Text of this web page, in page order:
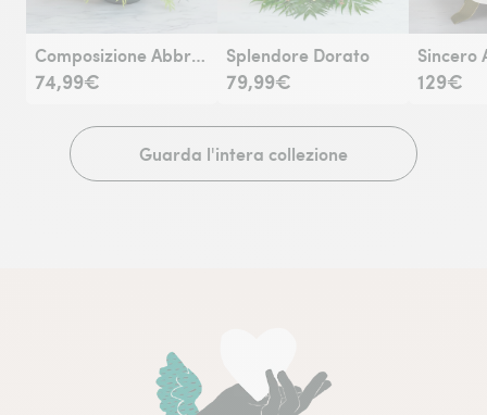
Composizione Abbraccio fiorito
74,99€
Splendore Dorato
79,99€
Sincero
129€
Guarda l'intera collezione